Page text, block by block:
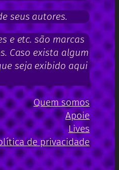
seus autores.
e etc. são marcas
Caso exista algum
seja exibido aqui
Quem somos
Apoie
Lives
de privacidade